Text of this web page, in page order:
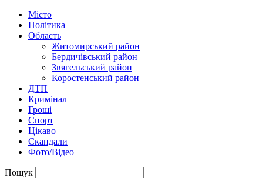
Місто
Політика
Область
Житомирський район
Бердичівський район
Звягельський район
Коростенський район
ДТП
Кримінал
Гроші
Спорт
Цікаво
Скандали
Фото/Відео
Пошук